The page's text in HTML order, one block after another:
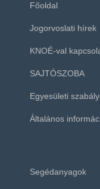
Főoldal
Jogorvoslati hírek
KNOÉ-val
SAJTÓSZOBA
Egyesületi
Általános
Segédanyagok